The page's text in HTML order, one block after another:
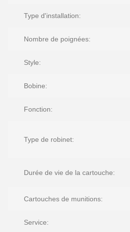
Type d'installation:
Nombre de poignées:
Style:
Bobine:
Fonction:
Type de robinet:
Durée de vie de la cartouche:
Cartouches de munitions:
Service: